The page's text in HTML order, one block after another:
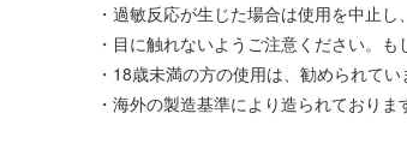
・過敏反応が生じた場合は使用を中止し
・目に触れないようご注意ください。
・18歳未満の方の使用は、勧められてい
・海外の製造基準により造られておりま